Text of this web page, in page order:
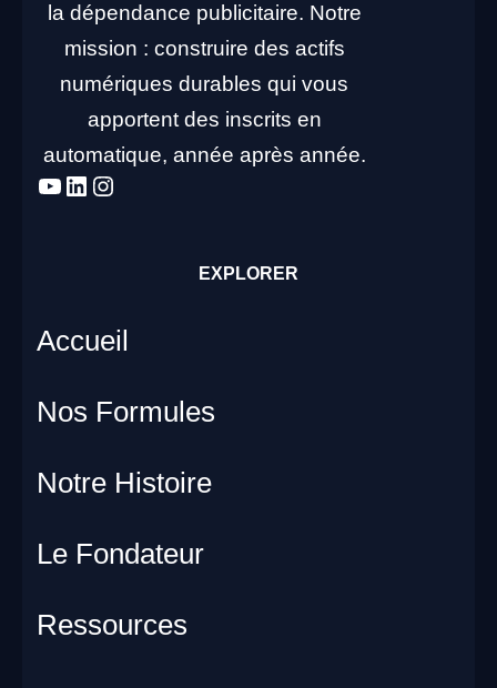
la dépendance publicitaire. Notre
mission : construire des actifs
numériques durables qui vous
apportent des inscrits en
automatique, année après année.
YouTube
LinkedIn
Instagram
EXPLORER
Accueil
Nos Formules
Notre Histoire
Le Fondateur
Ressources